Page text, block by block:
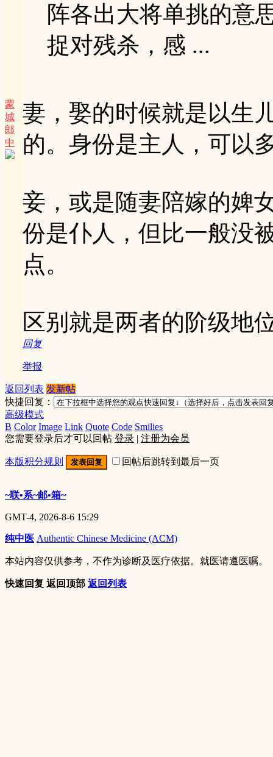
蒙
城
郎
中
阵各出大将单挑的意
捉对残杀，感 ...
妻，娶的时候就是以生
的。身份是主人，可以
妾，或是随妻陪嫁的婢
份是仆人，但比一般没
点。
区别就是两者的阶级地
回复
举报
返回列表 发新帖
快捷回复：
高级模式
B Color Image Link Quote Code Smilies
您需要登录后才可以回帖 登录 | 注册为会员
本版积分规则 发表回复 回帖后跳转到最后一页
~联•系~邮•箱~
GMT-4, 2026-8-6 15:29
纯中医 Authentic Chinese Medicine (ACM)
本站内容仅供参考，不作为诊断及医疗依据。就医请遵医嘱。
快速回复 返回顶部 返回列表